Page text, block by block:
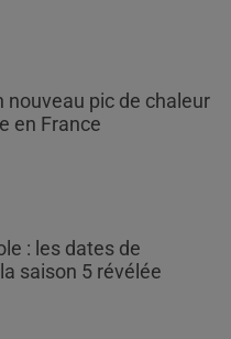
nouveau pic de chaleur
en France
: les dates de
saison 5 révélée